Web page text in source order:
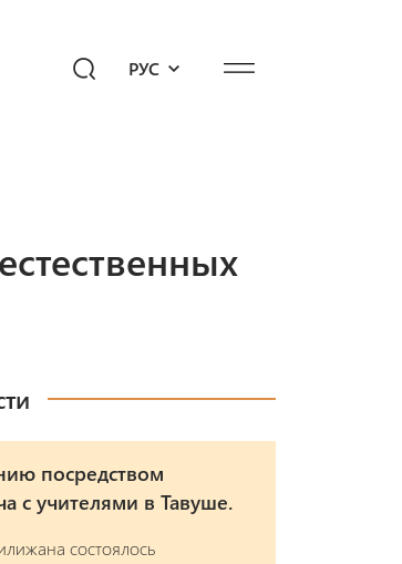
РУС
посредством
с учителями в Тавуше.
состоялось